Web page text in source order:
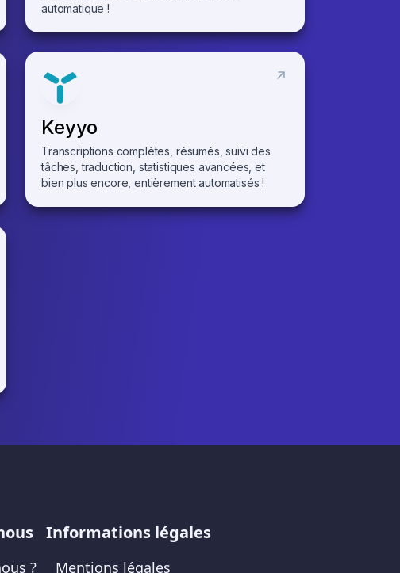
automatique !
Keyyo
Transcriptions complètes, résumés, suivi des
tâches, traduction, statistiques avancées, et
bien plus encore, entièrement automatisés !
?
Informations légales
Mentions légales